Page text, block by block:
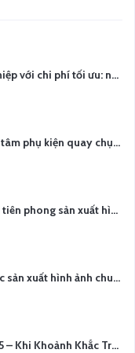
Làm MV chuyên nghiệp với chi phí tối ưu: nên chọn quay thực tế hay video AI?
YCN MEDIA – Trung tâm phụ kiện quay chụp tại Hà Nội
YCN MEDIA – Đơn vị tiên phong sản xuất hình ảnh & âm thanh bằng AI tại Hà Nội
YCN MEDIA – Đối tác sản xuất hình ảnh chuyên nghiệp cho doanh nghiệp tại Hà Nội
Year End Party 2025 – Khi Khoảnh Khắc Trở Thành Dấu Ấn | Gói Ưu Đãi Tháng 12 Từ YCN Media